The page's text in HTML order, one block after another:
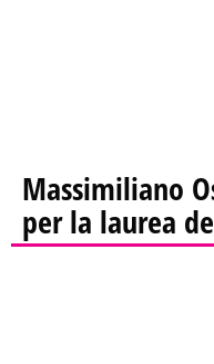
Massimiliano
per la laurea